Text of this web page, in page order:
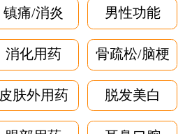
镇痛/消炎 男性功能
消化用药 骨疏松/脑梗
皮肤外用药 脱发美白